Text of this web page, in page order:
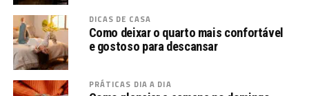
DICAS DE CASA
Como deixar o quarto mais confortável
e gostoso para descansar
PRÁTICAS DIA A DIA